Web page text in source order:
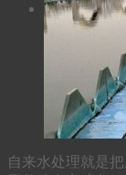
工业油品
高温润
自来水处理就是